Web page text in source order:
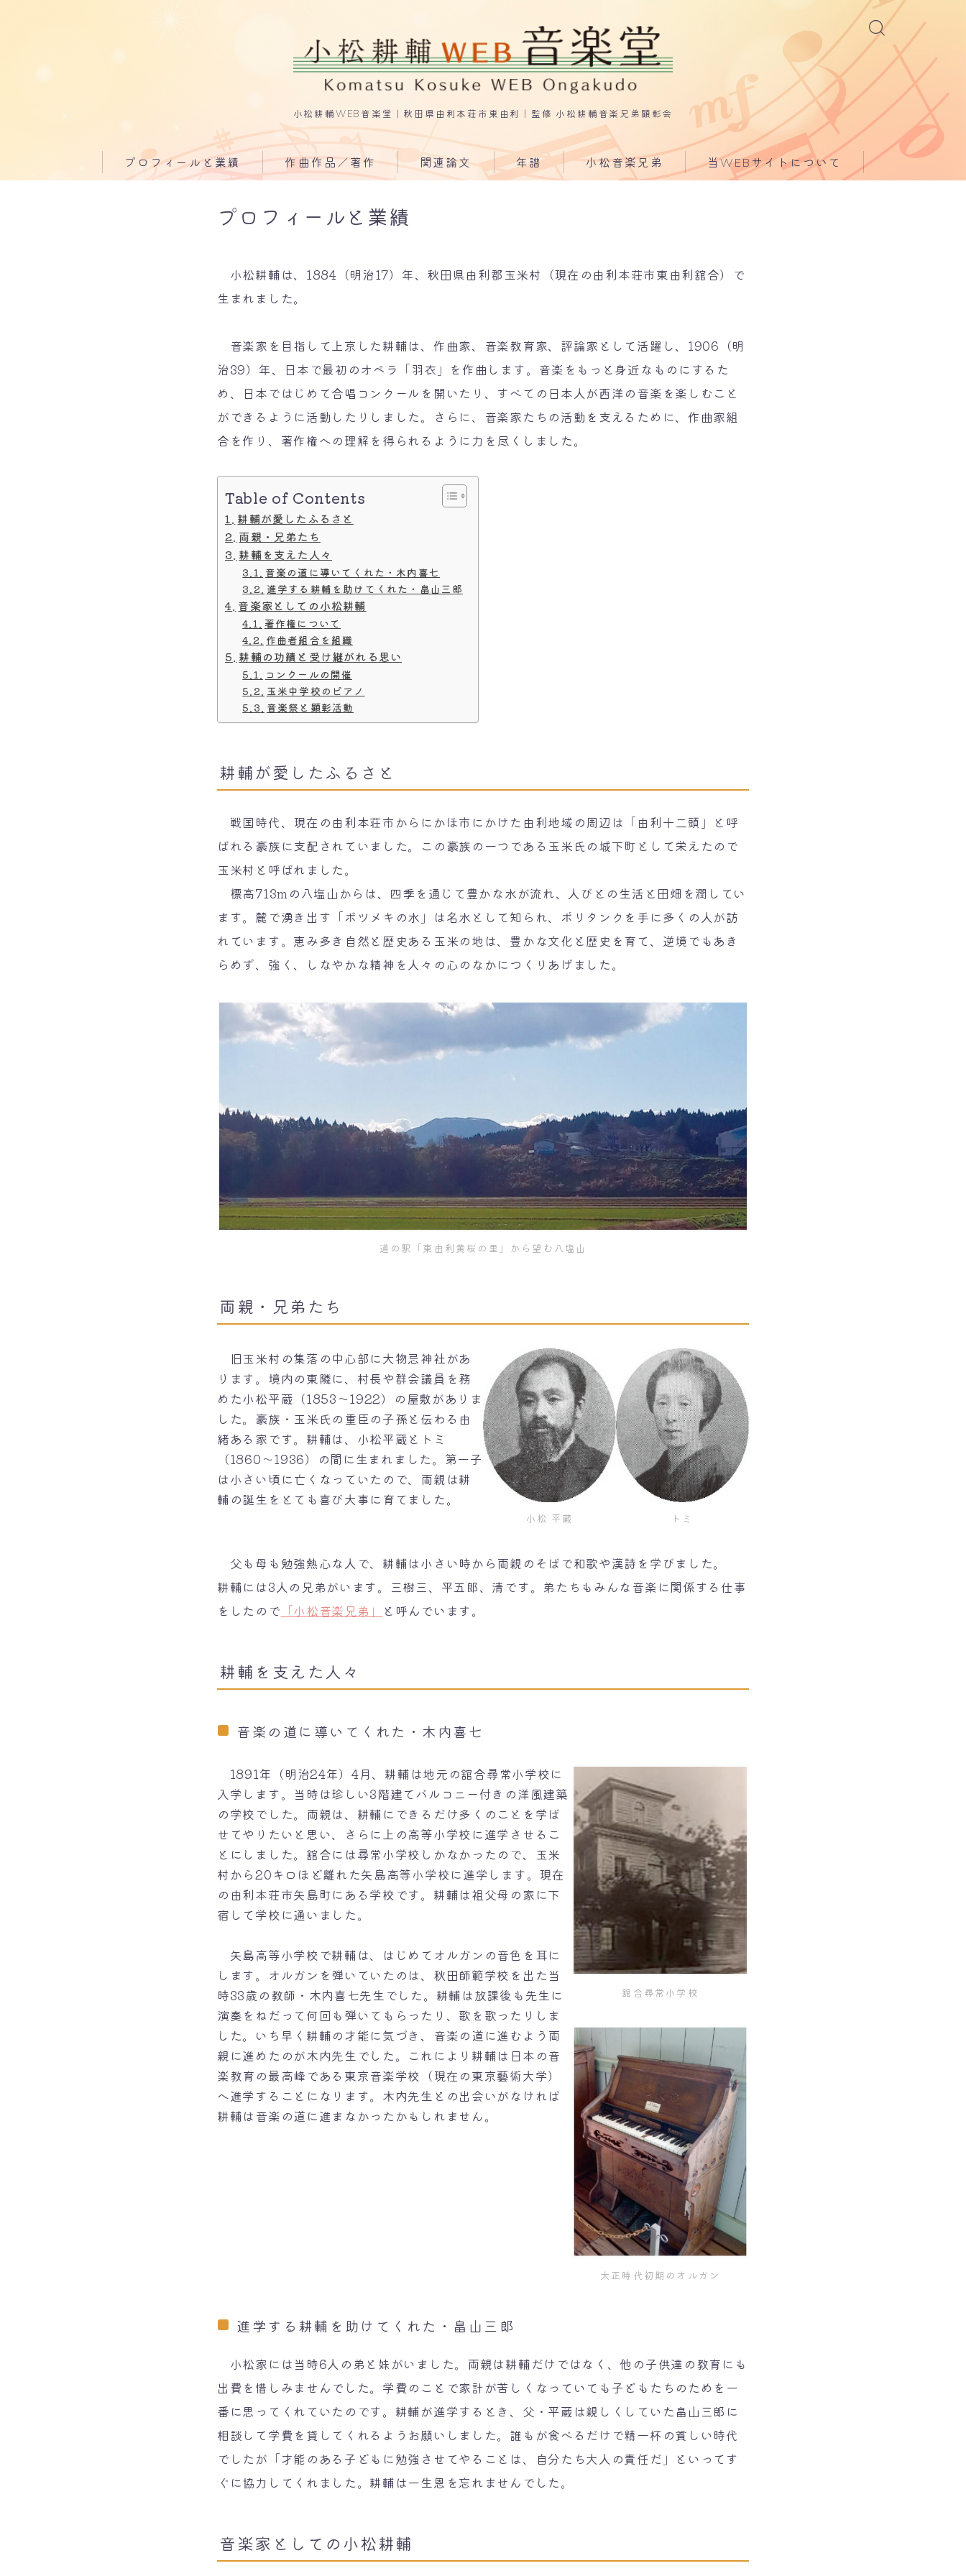
小松耕輔WEB音楽堂｜秋田県由利本荘市東由利｜監修 小松耕輔音楽兄弟顕彰会
プロフィールと業績 作曲作品／著作
童謡
関連論文
清研究ノートを添えて
祖父・小松耕輔
耕輔
小松耕輔 百花繚乱の音楽
ジル=マルシェックスを紹介
４号」
年譜 小松音楽兄弟 当WEBサイトについて
プロフィールと業績
小松耕輔は、1884（明治17）年、秋田県由利郡玉米村（現在の由利本荘市東由利舘合）で
生まれました。
音楽家を目指して上京した耕輔は、作曲家、音楽教育家、評論家として活躍し、1906（明
治39）年、日本で最初のオペラ「羽衣」を作曲します。音楽をもっと身近なものにするた
め、日本ではじめて合唱コンクールを開いたり、すべての日本人が西洋の音楽を楽しむこと
ができるように活動したりしました。さらに、音楽家たちの活動を支えるために、作曲家組
合を作り、著作権への理解を得られるように力を尽くしました。
Table of Contents
耕輔が愛したふるさと
両親・兄弟たち
耕輔を支えた人々
音楽の道に導いてくれた・木内喜七
進学する耕輔を助けてくれた・畠山三郎
音楽家としての小松耕輔
著作権について
作曲者組合を組織
耕輔の功績と受け継がれる思い
コンクールの開催
玉米中学校のピアノ
音楽祭と顕彰活動
耕輔が愛したふるさと
戦国時代、現在の由利本荘市からにかほ市にかけた由利地域の周辺は「由利十二頭」と呼
ばれる豪族に支配されていました。この豪族の一つである玉米氏の城下町として栄えたので
玉米村と呼ばれました。
標高713mの八塩山からは、四季を通じて豊かな水が流れ、人びとの生活と田畑を潤してい
ます。麓で湧き出す「ボツメキの水」は名水として知られ、ポリタンクを手に多くの人が訪
れています。恵み多き自然と歴史ある玉米の地は、豊かな文化と歴史を育て、逆境でもあき
らめず、強く、しなやかな精神を人々の心のなかにつくりあげました。
道の駅「東由利黄桜の里」から望む八塩山
両親・兄弟たち
旧玉米村の集落の中心部に大物忌神社があ
ります。境内の東隣に、村長や群会議員を務
めた小松平蔵（1853～1922）の屋敷がありま
した。豪族・玉米氏の重臣の子孫と伝わる由
緒ある家です。耕輔は、小松平蔵とトミ
（1860～1936）の間に生まれました。第一子
は小さい頃に亡くなっていたので、両親は耕
輔の誕生をとても喜び大事に育てました。
小松 平蔵 トミ
父も母も勉強熱心な人で、耕輔は小さい時から両親のそばで和歌や漢詩を学びました。
耕輔には3人の兄弟がいます。三樹三、平五郎、清です。弟たちもみんな音楽に関係する仕事
をしたので 「小松音楽兄弟」 と呼んでいます。
耕輔を支えた人々
音楽の道に導いてくれた・木内喜七
1891年（明治24年）4月、耕輔は地元の舘合尋常小学校に
入学します。当時は珍しい3階建てバルコニー付きの洋風建築
の学校でした。両親は、耕輔にできるだけ多くのことを学ば
せてやりたいと思い、さらに上の高等小学校に進学させるこ
とにしました。舘合には尋常小学校しかなかったので、玉米
村から20キロほど離れた矢島高等小学校に進学します。現在
の由利本荘市矢島町にある学校です。耕輔は祖父母の家に下
宿して学校に通いました。
矢島高等小学校で耕輔は、はじめてオルガンの音色を耳に
します。オルガンを弾いていたのは、秋田師範学校を出た当
時33歳の教師・木内喜七先生でした。耕輔は放課後も先生に
演奏をねだって何回も弾いてもらったり、歌を歌ったりしま
した。いち早く耕輔の才能に気づき、音楽の道に進むよう両
親に進めたのが木内先生でした。これにより耕輔は日本の音
楽教育の最高峰である東京音楽学校（現在の東京藝術大学）
へ進学することになります。木内先生との出会いがなければ
耕輔は音楽の道に進まなかったかもしれません。
舘合尋常小学校
大正時代初期のオルガン
進学する耕輔を助けてくれた・畠山三郎
小松家には当時6人の弟と妹がいました。両親は耕輔だけではなく、他の子供達の教育にも
出費を惜しみませんでした。学費のことで家計が苦しくなっていても子どもたちのためを一
番に思ってくれていたのです。耕輔が進学するとき、父・平蔵は親しくしていた畠山三郎に
相談して学費を貸してくれるようお願いしました。誰もが食べるだけで精一杯の貧しい時代
でしたが「才能のある子どもに勉強させてやることは、自分たち大人の責任だ」といってす
ぐに協力してくれました。耕輔は一生恩を忘れませんでした。
音楽家としての小松耕輔